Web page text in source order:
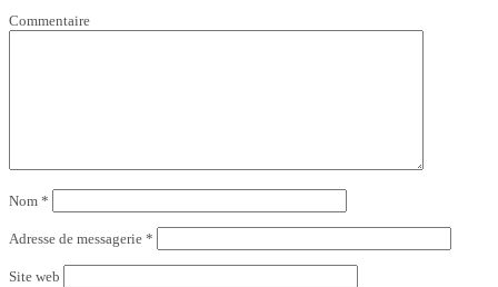
Commentaire
Nom *
Adresse de messagerie *
Site web